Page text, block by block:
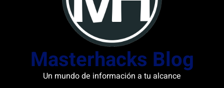
Masterhacks Blog
Un mundo de información a tu alcance